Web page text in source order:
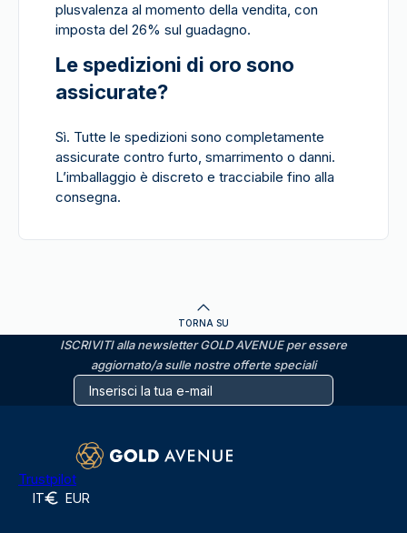
plusvalenza al momento della vendita, con
imposta del 26% sul guadagno.
Le spedizioni di oro sono
assicurate?
Sì. Tutte le spedizioni sono completamente
assicurate contro furto, smarrimento o danni.
L’imballaggio è discreto e tracciabile fino alla
consegna.
TORNA SU
ISCRIVITI alla newsletter GOLD AVENUE per essere
aggiornato/a sulle nostre offerte speciali
Trustpilot
IT EUR